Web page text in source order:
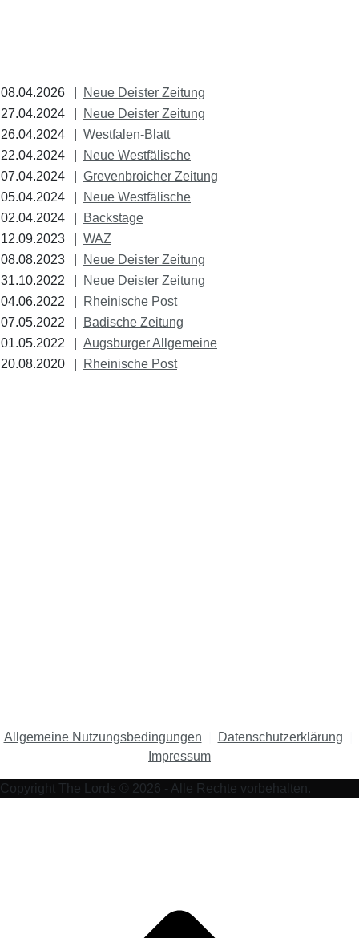
08.04.2026
Neue Deister Zeitung
27.04.2024
Neue Deister Zeitung
26.04.2024
Westfalen-Blatt
22.04.2024
Neue Westfälische
07.04.2024
Grevenbroicher Zeitung
05.04.2024
Neue Westfälische
02.04.2024
Backstage
12.09.2023
WAZ
08.08.2023
Neue Deister Zeitung
31.10.2022
Neue Deister Zeitung
04.06.2022
Rheinische Post
07.05.2022
Badische Zeitung
01.05.2022
Augsburger Allgemeine
20.08.2020
Rheinische Post
Allgemeine Nutzungsbedingungen Datenschutzerklärung
Impressum
Copyright The Lords © 2026 - Alle Rechte vorbehalten.